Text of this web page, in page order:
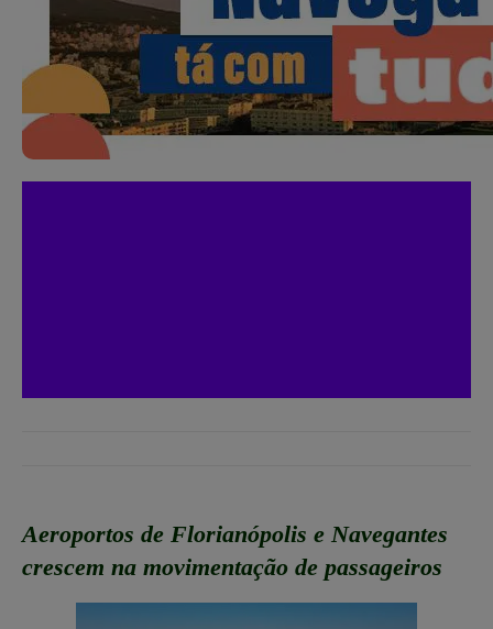
Aeroportos de Florianópolis e Navegantes
crescem na movimentação de passageiros